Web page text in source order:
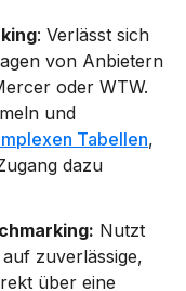
: Verlässt sich
von Anbietern
oder WTW.
und
Tabellen,
dazu
Nutzt
zuverlässige,
über eine